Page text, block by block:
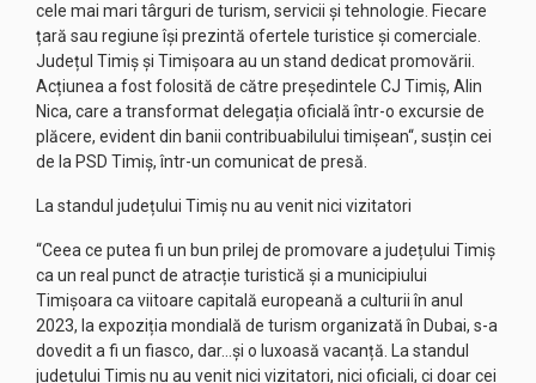
cele mai mari târguri de turism, servicii și tehnologie. Fiecare
țară sau regiune își prezintă ofertele turistice și comerciale.
Județul Timiș și Timișoara au un stand dedicat promovării.
Acțiunea a fost folosită de către președintele CJ Timiș, Alin
Nica, care a transformat delegația oficială într-o excursie de
plăcere, evident din banii contribuabilului timișean“, susțin cei
de la PSD Timiș, într-un comunicat de presă.
La standul județului Timiș nu au venit nici vizitatori
“Ceea ce putea fi un bun prilej de promovare a județului Timiș
ca un real punct de atracție turistică și a municipiului
Timișoara ca viitoare capitală europeană a culturii în anul
2023, la expoziția mondială de turism organizată în Dubai, s-a
dovedit a fi un fiasco, dar…și o luxoasă vacanță. La standul
județului Timiș nu au venit nici vizitatori, nici oficiali, ci doar cei